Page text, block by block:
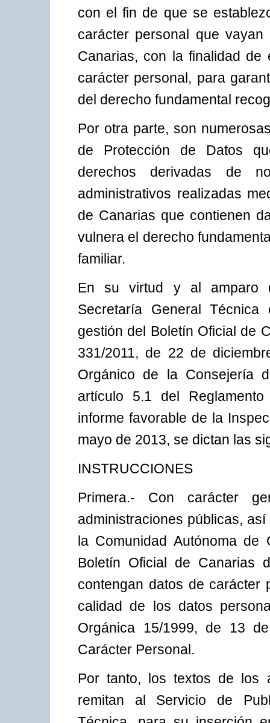
con el fin de que se
carácter personal que
Canarias, con la finalidad
carácter personal, para
del derecho fundamental
Por otra parte, son
de Protección de Datos
derechos derivadas de
administrativos realizadas
de Canarias que contienen
vulnera el derecho
familiar.
En su virtud y al amparo
Secretaría General
gestión del Boletín Oficial de
331/2011, de 22 de
Orgánico de la Consejería
artículo 5.1 del
informe favorable de la
mayo de 2013, se dictan las
INSTRUCCIONES
Primera.- Con carácter
administraciones públicas,
la Comunidad Autónoma
Boletín Oficial de Canarias
contengan datos de carácter
calidad de los datos
Orgánica 15/1999, de 13
Carácter Personal.
Por tanto, los textos de los
remitan al Servicio de